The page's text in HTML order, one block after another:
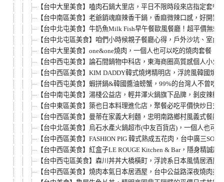
【台中大里美食】嗑肉石鍋大里店，平日不限時段來店指定套餐
【台中南區美食】老爺銷魂麻辣香干鍋，香麻微辣口感，好開胃
【台中北屯美食】牛奶魚Milk Fish早午餐歐風餐廳！超平價無
【台中北屯區美食】咱們小時候親子餐廳心得，戶外沙坑、室
【台中大里美食】one&one燒肉，一個人也可以吃的燒肉套餐
【台中西屯美食】論石間鍋物中科店，東海商圈高質感個人小
【台中西區美食】KIM DADDY韓式燒烤精明店，浮誇風韓國燒
【台中西屯美食】蝦拼鍋&韓國醬油螃蟹，99%的台灣人不曾
【台中南屯美食】湯棧公益店，輕井澤火鍋旗下品牌，剝皮辣
【台中東區美食】築也日本料理進化店，聚餐必吃平價快炒日
【台中西區美食】曼蒂在家義大利麵，忠明南路鄉村風義式餐
【台中北區美食】烏石水產火鍋超市(中友百貨店)，一個人也
【台中西區美食】FASHION PIG 韓式熟成五花肉，台中廣三
【台中西區美食】紅盒子LE ROUGE Kitchen & Bar，隱身精誠
【台中西屯區美食】森川丼丼大橋橫町，浮誇系日本風情居酒
【台中西區美食】燒肉本氣日本居酒屋，台中公益路深夜燒肉